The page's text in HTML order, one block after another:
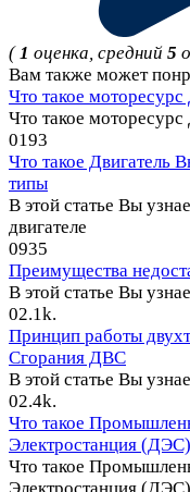
(1 оценка, средний 5
Вам также может
Что такое
Что такое
0193
Что такое Двигатель
типы
В этой статье Вы
двигателе
0935
Преимущества
В этой статье Вы
02.1k.
Принцип работы
Сгорания ДВС
В этой статье Вы
02.4k.
Что такое
Электростанция
Что такое